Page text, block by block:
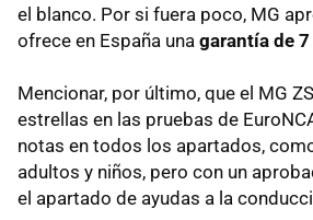
el blanco. Por si fuera poco, MG
ofrece en España una garantía de
Mencionar, por último, que el MG
estrellas en las pruebas de
notas en todos los apartados,
adultos y niños, pero con un
el apartado de ayudas a la